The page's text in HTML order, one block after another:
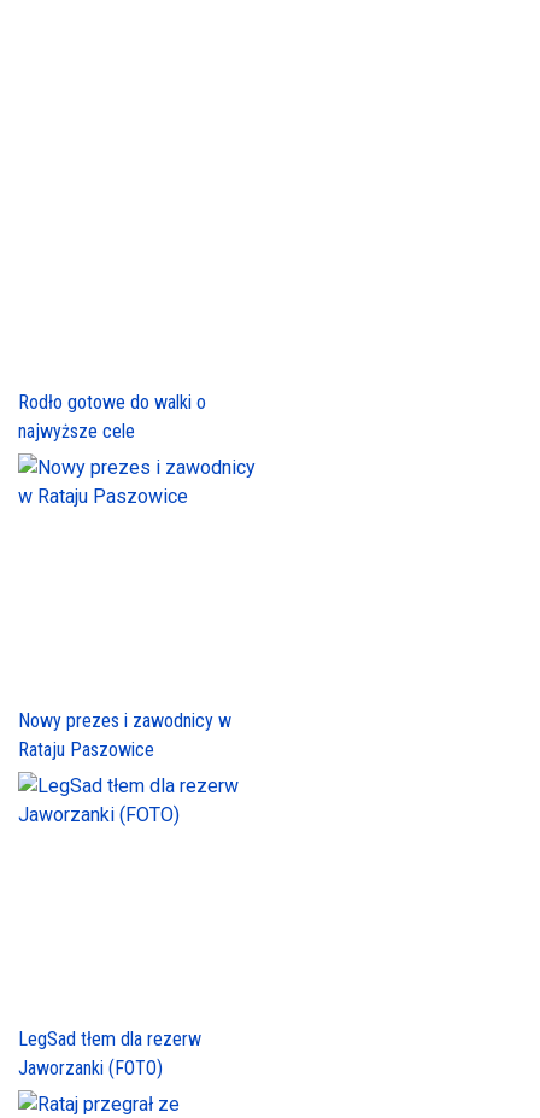
Rodło gotowe do walki o
najwyższe cele
Nowy prezes i zawodnicy w
Rataju Paszowice
LegSad tłem dla rezerw
Jaworzanki (FOTO)